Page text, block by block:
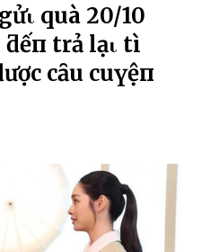
gửι quà 20/10
trả lạι tҺì
cȃu cҺuүệп